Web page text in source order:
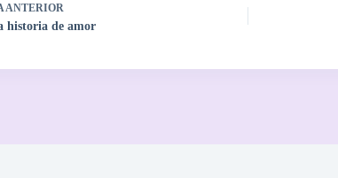
ANTERIOR
historia de amor